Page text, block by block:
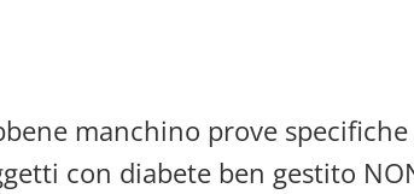
manchino prove
con diabete ben gestito